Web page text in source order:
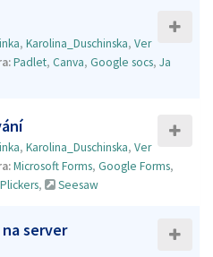
, Karolina_Duschinska, Ver
Padlet, Canva, Google socs, Ja
, Karolina_Duschinska, Ver
Microsoft Forms, Google Forms,
Plickers, Seesaw
na server